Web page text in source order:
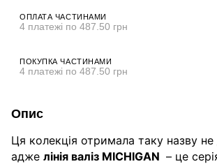
ОПЛАТА ЧАСТИНАМИ
4 платежі по 487.50 грн
ПОКУПКА ЧАСТИНАМИ
4 платежі по 487.50 грн
Опис
Ця колекція отримала таку назву
адже лінія валіз MICHIGAN – це